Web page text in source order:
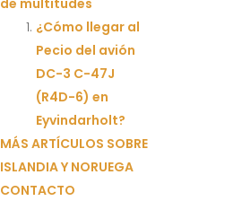
de multitudes
¿Cómo llegar al
Pecio del avión
DC-3 C-47J
(R4D-6) en
Eyvindarholt?
MÁS ARTÍCULOS SOBRE
ISLANDIA Y NORUEGA
CONTACTO